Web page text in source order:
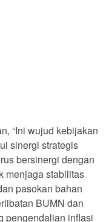
“Ini wujud kebijakan
sinergi strategis
bersinergi dengan
menjaga stabilitas
pasokan bahan
BUMN dan
pengendalian inflasi